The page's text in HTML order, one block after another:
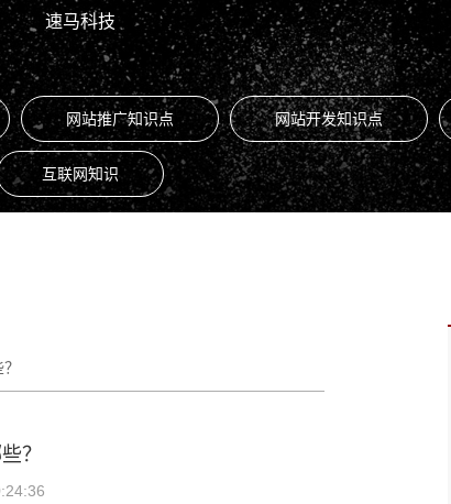
速马科技
网站推广知识点 网站开发知识点
互联网知识
？